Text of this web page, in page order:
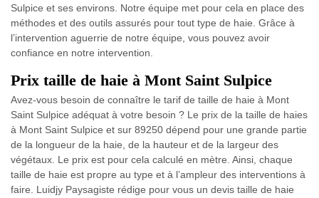
Sulpice et ses environs. Notre équipe met pour cela en place des
méthodes et des outils assurés pour tout type de haie. Grâce à
l’intervention aguerrie de notre équipe, vous pouvez avoir
confiance en notre intervention.
Prix taille de haie à Mont Saint Sulpice
Avez-vous besoin de connaître le tarif de taille de haie à Mont
Saint Sulpice adéquat à votre besoin ? Le prix de la taille de haies
à Mont Saint Sulpice et sur 89250 dépend pour une grande partie
de la longueur de la haie, de la hauteur et de la largeur des
végétaux. Le prix est pour cela calculé en mètre. Ainsi, chaque
taille de haie est propre au type et à l’ampleur des interventions à
faire. Luidjy Paysagiste rédige pour vous un devis taille de haie